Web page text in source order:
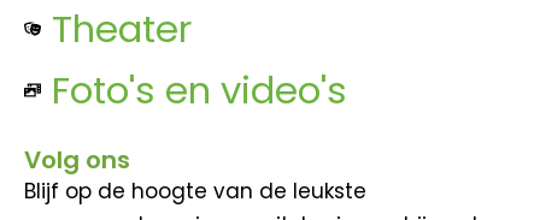
Theater
Foto's en video's
Volg ons
Blijf op de hoogte van de leukste